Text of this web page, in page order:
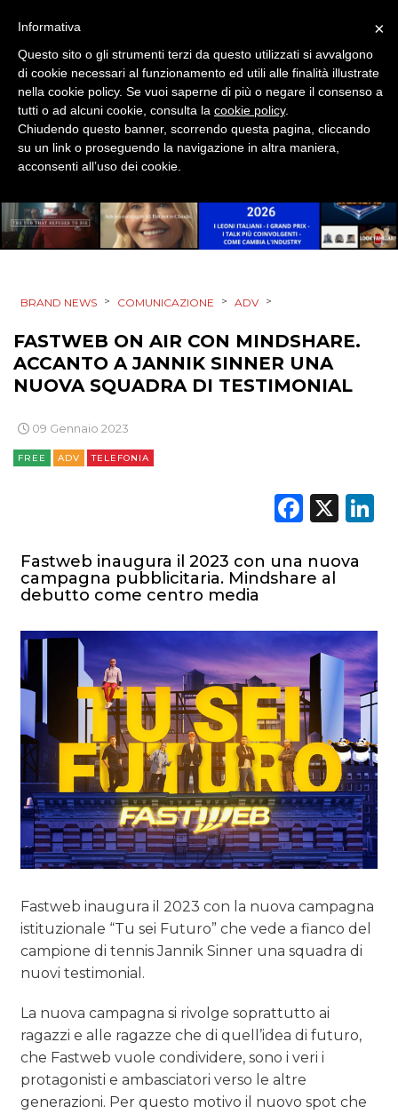
TREND
CASE HISTORY
OPINIONI
BRAND NEWS > COMUNICAZIONE > ADV >
FASTWEB ON AIR CON MINDSHARE.
ACCANTO A JANNIK SINNER UNA
NUOVA SQUADRA DI TESTIMONIAL
09 Gennaio 2023
FREE ADV TELEFONIA
X
Fastweb inaugura il 2023 con una nuova
campagna pubblicitaria. Mindshare al
debutto come centro media
Fastweb inaugura il 2023 con la nuova campagna
istituzionale “Tu sei Futuro” che vede a fianco del
campione di tennis Jannik Sinner una squadra di
nuovi testimonial.
La nuova campagna si rivolge soprattutto ai
ragazzi e alle ragazze che di quell’idea di futuro,
che Fastweb vuole condividere, sono i veri i
protagonisti e ambasciatori verso le altre
generazioni. Per questo motivo il nuovo spot che
×
Informativa
Questo sito o gli strumenti terzi da questo utilizzati si avvalgono
di cookie necessari al funzionamento ed utili alle finalità illustrate
nella cookie policy. Se vuoi saperne di più o negare il consenso a
tutti o ad alcuni cookie, consulta la cookie policy.
Chiudendo questo banner, scorrendo questa pagina, cliccando
su un link o proseguendo la navigazione in altra maniera,
acconsenti all’uso dei cookie.